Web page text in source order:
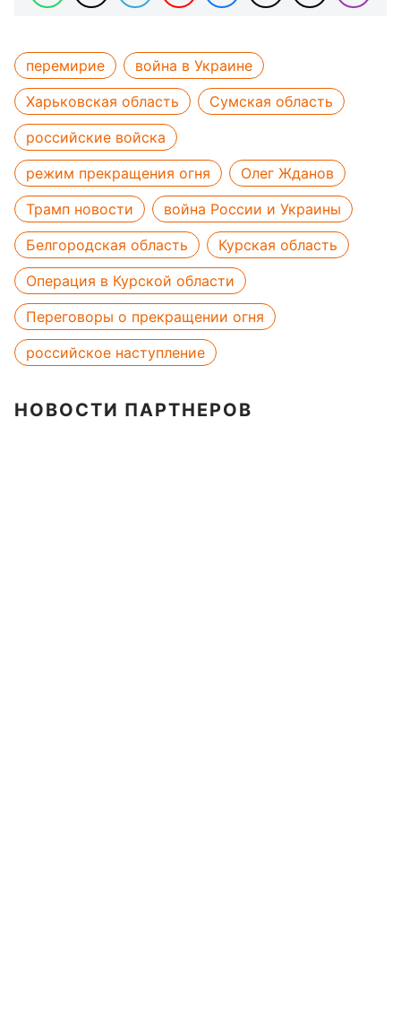
перемирие
война в Украине
Харьковская область
Сумская область
российские войска
режим прекращения огня
Олег Жданов
Трамп новости
война России и Украины
Белгородская область
Курская область
Операция в Курской области
Переговоры о прекращении огня
российское наступление
НОВОСТИ ПАРТНЕРОВ